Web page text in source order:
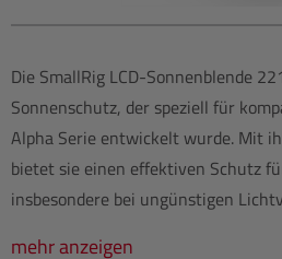
Die SmallRig LCD-Sonnenblende
Sonnenschutz, der speziell für
Alpha Serie entwickelt wurde. Mit
bietet sie einen effektiven Schutz
insbesondere bei ungünstigen
mehr anzeigen